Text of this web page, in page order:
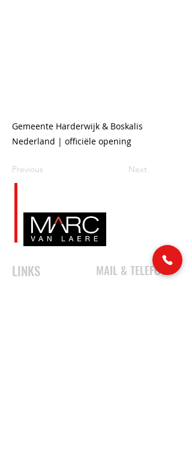
Gemeente Harderwijk & Boskalis
Nederland | officiële opening
Previous Next
LINKS MAIL & TELEFOON